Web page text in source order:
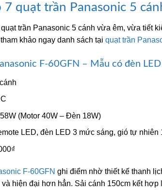
7 quạt trần Panasonic 5
trần Panasonic 5 cánh vừa êm, vừa tiết
khảo ngay danh sách tại quạt trần
F-60GFN – Mẫu có đèn
(Motor 40W – Đèn 18W)
LED, đèn LED 3 mức sáng, gió tự
F-60GFN ghi điểm nhờ thiết kế thanh
hiện đại hơn hẳn. Sải cánh 150cm kết